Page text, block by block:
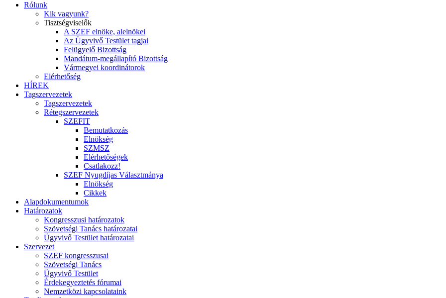
Rólunk
Kik vagyunk?
Tisztségviselők
A SZEF elnöke, alelnökei
Az Ügyvivő Testület tagjai
Felügyelő Bizottság
Mandátum-megállapító Bizottság
Vármegyei koordinátorok
Elérhetőség
HÍREK
Tagszervezetek
Tagszervezetek
Rétegszervezetek
SZEFIT
Bemutatkozás
Elnökség
SZMSZ
Elérhetőségek
Csatlakozz!
SZEF Nyugdíjas Választmánya
Elnökség
Cikkek
Alapdokumentumok
Határozatok
Kongresszusi határozatok
Szövetségi Tanács határozatai
Ügyvivő Testület határozatai
Szervezet
SZEF kongresszusai
Szövetségi Tanács
Ügyvivő Testület
Érdekegyeztetés fórumai
Nemzetközi kapcsolataink